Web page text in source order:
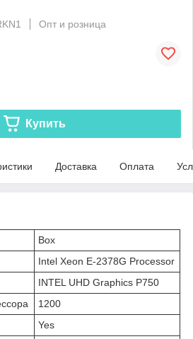
Опт и розница
Купить
Доставка Оплата
Box
Intel Xeon E-2378G Processor
INTEL UHD Graphics P750
1200
Yes